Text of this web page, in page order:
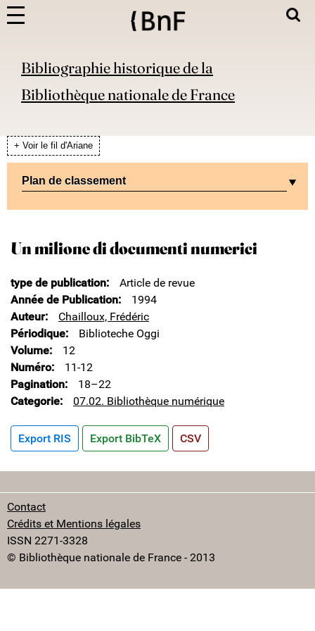
Bibliographie historique de la
Bibliothèque nationale de France
+ Voir le fil d'Ariane
Plan de classement
Un milione di documenti numerici
type de publication
Article de revue
Année de Publication
1994
Auteur
Chailloux, Frédéric
Périodique
Biblioteche Oggi
Volume
12
Numéro
11-12
Pagination
18–22
Categorie
07.02. Bibliothèque numérique
Export RIS Export BibTeX CSV
Contact
Crédits et Mentions légales
ISSN 2271-3328
© Bibliothèque nationale de France - 2013